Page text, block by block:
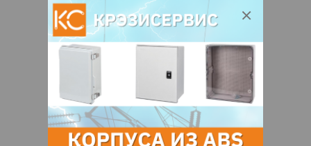
Мощность нагрева 2.5 кВт
Потребляемая мощность 2.5 кВт
Управление инфракрасный датчик
Напряжение питания 220 В~50 Гц
Скорость воздушного потока до 30 м/с
Материал металлический корпус
(внутренняя часть — силумин) Вес 6 кг
Размеры прибора (ШхВхГ)